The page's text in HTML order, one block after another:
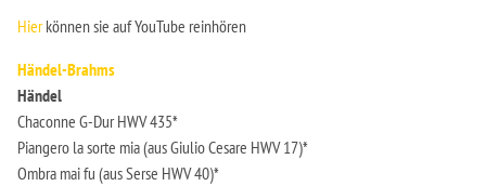
Hierkönnen sie auf YouTube reinhören
Händel-Brahms
Händel
Chaconne G-Dur HWV 435*
Piangero la sorte mia (aus Giulio Cesare HWV 17)*
Ombra mai fu (aus Serse HWV 40)*